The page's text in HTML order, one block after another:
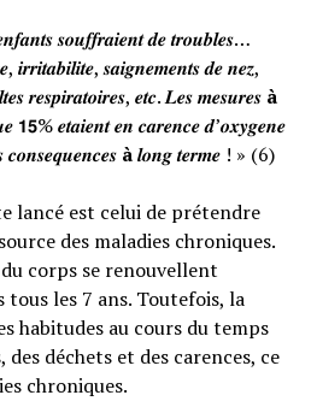
𝒔𝒐𝒖𝒇𝒇𝒓𝒂𝒊𝒆𝒏𝒕 𝒅𝒆 𝒕𝒓𝒐𝒖𝒃𝒍𝒆𝒔…
𝒊𝒓𝒓𝒊𝒕𝒂𝒃𝒊𝒍𝒊𝒕𝒆, 𝒔𝒂𝒊𝒈𝒏𝒆𝒎𝒆𝒏𝒕𝒔 𝒅𝒆 𝒏𝒆𝒛,
𝒓𝒆𝒔𝒑𝒊𝒓𝒂𝒕𝒐𝒊𝒓𝒆𝒔, 𝒆𝒕𝒄. 𝑳𝒆𝒔 𝒎𝒆𝒔𝒖𝒓𝒆𝒔 à
𝟭𝟱% 𝒆𝒕𝒂𝒊𝒆𝒏𝒕 𝒆𝒏 𝒄𝒂𝒓𝒆𝒏𝒄𝒆 𝒅’𝒐𝒙𝒚𝒈𝒆𝒏𝒆
𝒄𝒐𝒏𝒔𝒆𝒒𝒖𝒆𝒏𝒄𝒆𝒔 à𝒍𝒐𝒏𝒈 𝒕𝒆𝒓𝒎𝒆 ! » (6)
lancé est celui de prétendre
des maladies chroniques.
corps se renouvellent
les 7 ans. Toutefois, la
habitudes au cours du temps
déchets et des carences, ce
chroniques.